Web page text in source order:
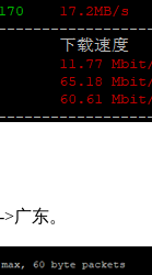
广东。